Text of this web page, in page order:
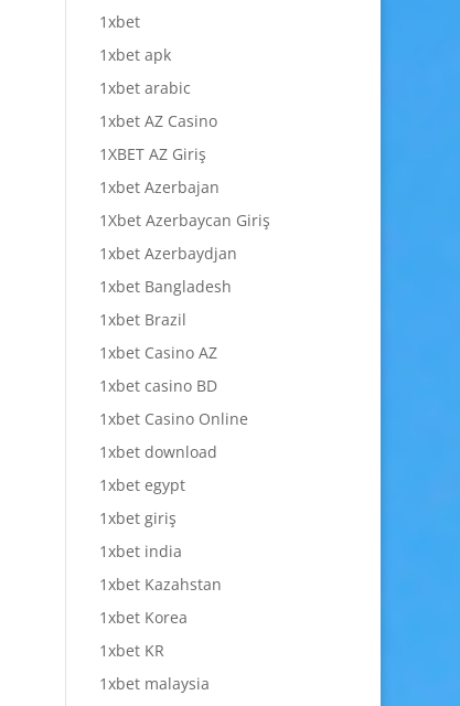
1xbet
1xbet apk
1xbet arabic
1xbet AZ Casino
1XBET AZ Giriş
1xbet Azerbajan
1Xbet Azerbaycan Giriş
1xbet Azerbaydjan
1xbet Bangladesh
1xbet Brazil
1xbet Casino AZ
1xbet casino BD
1xbet Casino Online
1xbet download
1xbet egypt
1xbet giriş
1xbet india
1xbet Kazahstan
1xbet Korea
1xbet KR
1xbet malaysia